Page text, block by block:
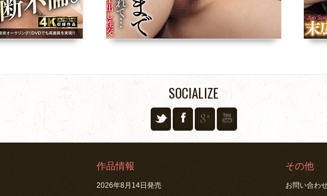
SOCIALIZE
作品情報
2026年8月14日発売
その他
お問い合わ